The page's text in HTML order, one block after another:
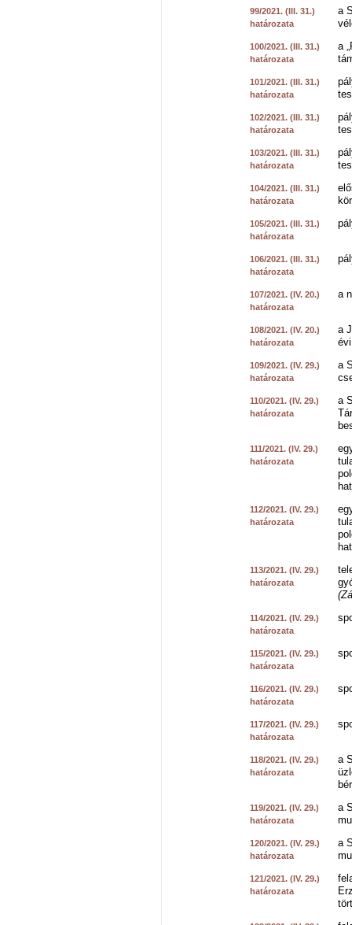
99/2021. (III. 31.)
határozata
a
100/2021. (III. 31.)
határozata
a
101/2021. (III. 31.)
határozata
102/2021. (III. 31.)
határozata
103/2021. (III. 31.)
határozata
104/2021. (III. 31.)
határozata
105/2021. (III. 31.)
határozata
106/2021. (III. 31.)
határozata
107/2021. (IV. 20.)
határozata
a
108/2021. (IV. 20.)
határozata
a
109/2021. (IV. 29.)
határozata
a
110/2021. (IV. 29.)
határozata
a
111/2021. (IV. 29.)
határozata
112/2021. (IV. 29.)
határozata
113/2021. (IV. 29.)
határozata
114/2021. (IV. 29.)
határozata
115/2021. (IV. 29.)
határozata
116/2021. (IV. 29.)
határozata
117/2021. (IV. 29.)
határozata
118/2021. (IV. 29.)
határozata
a
119/2021. (IV. 29.)
határozata
a
120/2021. (IV. 29.)
határozata
a
121/2021. (IV. 29.)
határozata